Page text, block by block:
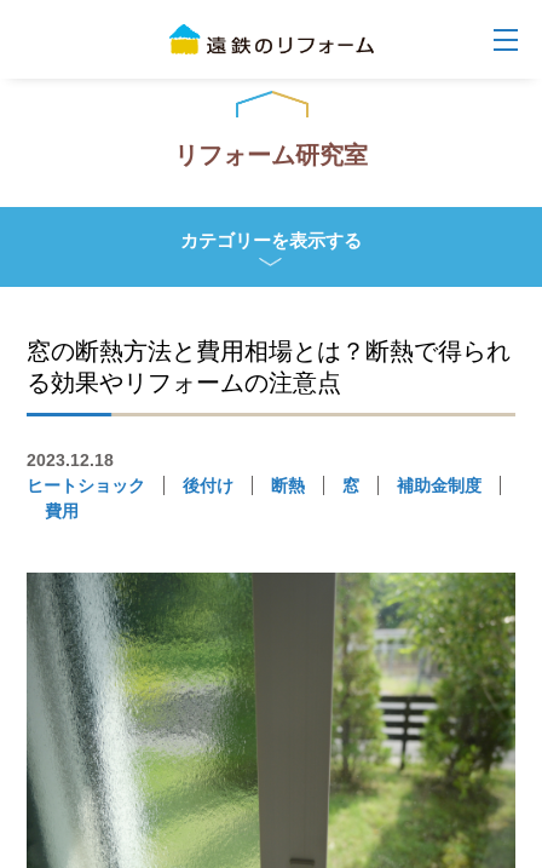
リフォーム研究室
カテゴリーを表示する
窓の断熱方法と費用相場とは？断熱で得られ
る効果やリフォームの注意点
2023.12.18
ヒートショック
後付け 断熱 窓
補助金制度
費用